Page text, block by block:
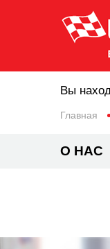
Главная
Вы
О НАС